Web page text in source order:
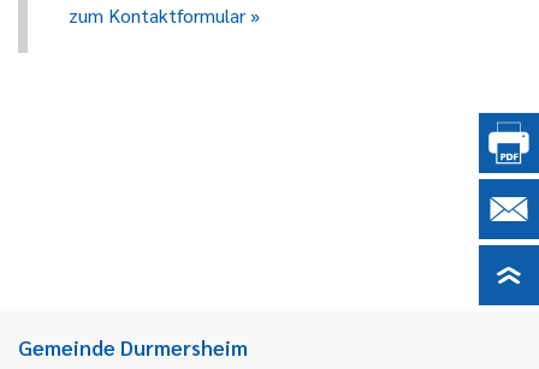
zum Kontaktformular
Gemeinde Durmersheim